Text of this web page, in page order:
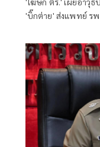
'บิ๊กต่าย' ส่งแพทย์ ร